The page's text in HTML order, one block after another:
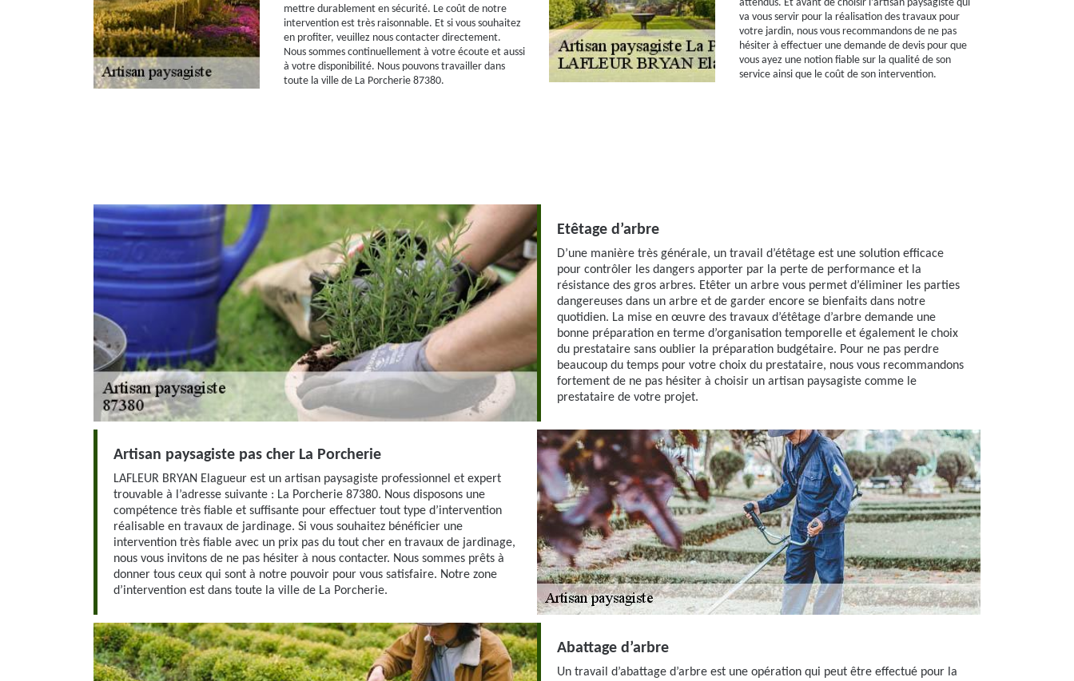
mettre durablement en sécurité. Le coût de notre
intervention est très raisonnable. Et si vous souhaitez
en profiter, veuillez nous contacter directement.
Nous sommes continuellement à votre écoute et aussi
à votre disponibilité. Nous pouvons travailler dans
toute la ville de La Porcherie 87380.
attendus. Et avant de choisir l’artisan paysagiste qui
va vous servir pour la réalisation des travaux pour
votre jardin, nous vous recommandons de ne pas
hésiter à effectuer une demande de devis pour que
vous ayez une notion fiable sur la qualité de son
service ainsi que le coût de son intervention.
Etêtage d’arbre
D’une manière très générale, un travail d’étêtage est une solution efficace
pour contrôler les dangers apporter par la perte de performance et la
résistance des gros arbres. Etêter un arbre vous permet d’éliminer les parties
dangereuses dans un arbre et de garder encore se bienfaits dans notre
quotidien. La mise en œuvre des travaux d’étêtage d’arbre demande une
bonne préparation en terme d’organisation temporelle et également le choix
du prestataire sans oublier la préparation budgétaire. Pour ne pas perdre
beaucoup du temps pour votre choix du prestataire, nous vous recommandons
fortement de ne pas hésiter à choisir un artisan paysagiste comme le
prestataire de votre projet.
Artisan paysagiste pas cher La Porcherie
LAFLEUR BRYAN Elagueur est un artisan paysagiste professionnel et expert
trouvable à l’adresse suivante : La Porcherie 87380. Nous disposons une
compétence très fiable et suffisante pour effectuer tout type d’intervention
réalisable en travaux de jardinage. Si vous souhaitez bénéficier une
intervention très fiable avec un prix pas du tout cher en travaux de jardinage,
nous vous invitons de ne pas hésiter à nous contacter. Nous sommes prêts à
donner tous ceux qui sont à notre pouvoir pour vous satisfaire. Notre zone
d’intervention est dans toute la ville de La Porcherie.
Abattage d’arbre
Un travail d’abattage d’arbre est une opération qui peut être effectué pour la